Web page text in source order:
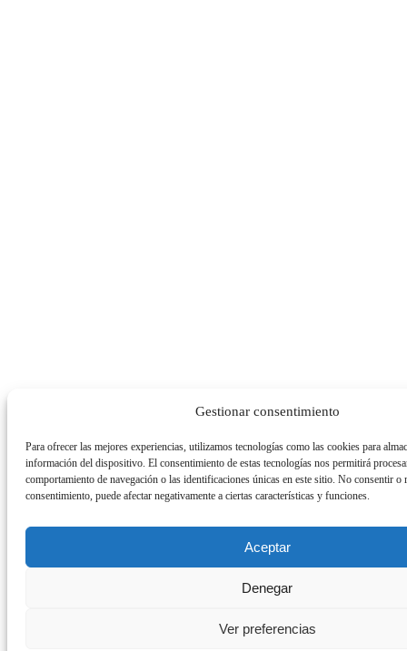
Gestionar consentimiento
Para ofrecer las mejores experiencias, utilizamos tecnologías como las cookies para
información del dispositivo. El consentimiento de estas tecnologías nos permitirá
comportamiento de navegación o las identificaciones únicas en este sitio. No consentir o
consentimiento, puede afectar negativamente a ciertas características y funciones.
Aceptar
Denegar
Ver preferencias